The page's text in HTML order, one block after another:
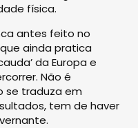
física.
antes feito no
ainda pratica
da Europa e
Não é
se traduza em
tem de haver